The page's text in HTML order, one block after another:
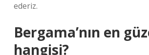
ederiz.
Bergama’nın en
hangisi?